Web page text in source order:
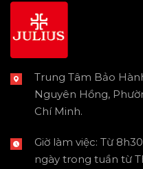
Trung Tâm Bảo
Nguyên Hồng,
Chí Minh.
Giờ làm việc: Từ
ngày trong tuần từ